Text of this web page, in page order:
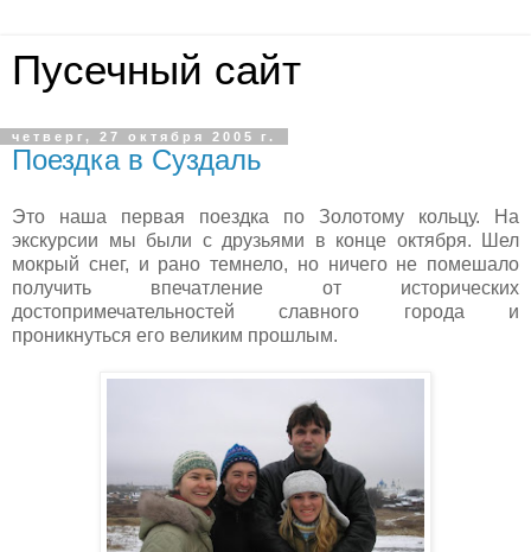
Пусечный сайт
четверг, 27 октября 2005 г.
Поездка в Суздаль
Это наша первая поездка по Золотому кольцу. На
экскурсии мы были с друзьями в конце октября. Шел
мокрый снег, и рано темнело, но ничего не помешало
получить впечатление от исторических
достопримечательностей славного города и
проникнуться его великим прошлым.